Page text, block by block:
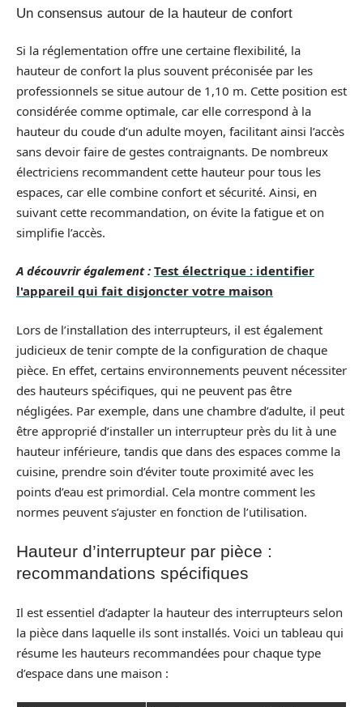
Un consensus autour de la hauteur de confort
Si la réglementation offre une certaine flexibilité, la
hauteur de confort la plus souvent préconisée par les
professionnels se situe autour de 1,10 m. Cette position est
considérée comme optimale, car elle correspond à la
hauteur du coude d’un adulte moyen, facilitant ainsi l’accès
sans devoir faire de gestes contraignants. De nombreux
électriciens recommandent cette hauteur pour tous les
espaces, car elle combine confort et sécurité. Ainsi, en
suivant cette recommandation, on évite la fatigue et on
simplifie l’accès.
A découvrir également : Test électrique : identifier
l'appareil qui fait disjoncter votre maison
Lors de l’installation des interrupteurs, il est également
judicieux de tenir compte de la configuration de chaque
pièce. En effet, certains environnements peuvent nécessiter
des hauteurs spécifiques, qui ne peuvent pas être
négligées. Par exemple, dans une chambre d’adulte, il peut
être approprié d’installer un interrupteur près du lit à une
hauteur inférieure, tandis que dans des espaces comme la
cuisine, prendre soin d’éviter toute proximité avec les
points d’eau est primordial. Cela montre comment les
normes peuvent s’ajuster en fonction de l’utilisation.
Hauteur d’interrupteur par pièce :
recommandations spécifiques
Il est essentiel d’adapter la hauteur des interrupteurs selon
la pièce dans laquelle ils sont installés. Voici un tableau qui
résume les hauteurs recommandées pour chaque type
d’espace dans une maison :